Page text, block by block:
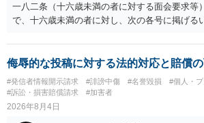
一八二条（十六歳未満の者に対する面会要求
で、十六歳未満の者に対し、次の各号に掲げる
が生まれた日より五年以上前の日に生まれた者
下の拘禁刑又は五十万円以下の罰金に処する
い又は誘惑して面会を要求すること。 二 拒ま
反復して面会を要求すること。 三 金銭その他
その申込み若しくは約束をして面会を要求する
侮辱的な投稿に対する法的対応と賠償
#発信者情報開示請求 #誹謗中傷 #名誉毀損
#個人・
#訴訟・損害賠償請求
#加害者
2026年8月4日